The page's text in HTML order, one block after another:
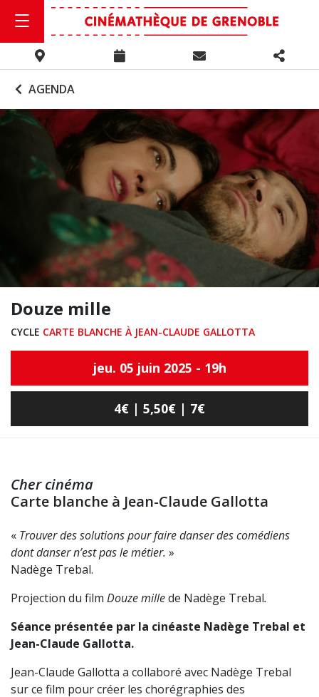
AGENDA
Douze mille
CYCLE CARTE BLANCHE À JEAN-CLAUDE GALLOTTA
jeu. 05 juin 2025 - 19h
4€ | 5,50€ | 7€
Cher cinéma
Carte blanche à Jean-Claude Gallotta
« Trouver des solutions pour faire danser des comédiens
dont danser n’est pas le métier. »
Nadège Trebal.
Projection du film Douze millede Nadège Trebal.
Séance présentée par la cinéaste Nadège Trebal et
Jean-Claude Gallotta.
Jean-Claude Gallotta a collaboré avec Nadège Trebal
sur ce film pour créer les chorégraphies des